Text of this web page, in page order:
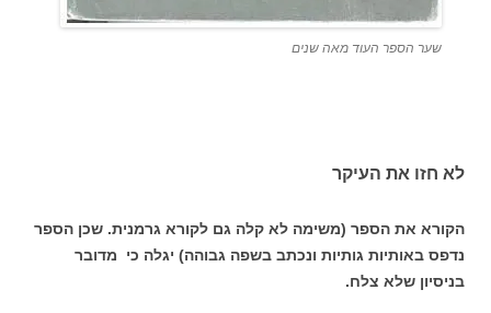
שער הספר העוד מאה שנים
לא חזו את העיקר
הקורא את הספר (משימה לא קלה גם לקורא גרמנית. שכן הספר
נדפס באותיות גותיות ונכתב בשפה גבוהה) יגלה כי מדובר
בניסיון שלא צלח.